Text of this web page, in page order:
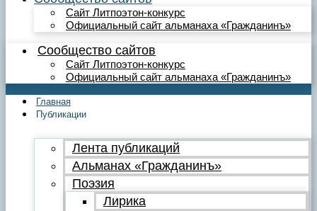
Сайт Литпоэтон-конкурс
Официальный сайт альманаха «Гражданинъ»
Сообщество сайтов
Сайт Литпоэтон-конкурс
Официальный сайт альманаха «Гражданинъ»
Главная
Публикации
Лента публикаций
Альманах «Гражданинъ»
Поэзия
Лирика